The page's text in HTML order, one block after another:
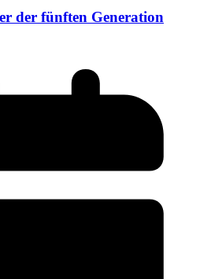
der fünften Generation